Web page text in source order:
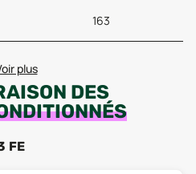
163
plus
DES
FE